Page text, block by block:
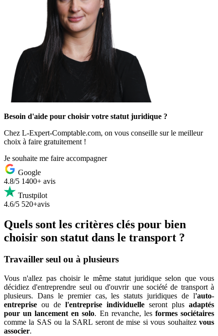
Besoin d'aide pour choisir votre statut juridique ?
Chez L-Expert-Comptable.com, on vous conseille sur le meilleur
choix à faire gratuitement !
Je souhaite me faire accompagner
Google
4.8/5 1400+ avis
Trustpilot
4.6/5 520+avis
Quels sont les critères clés pour bien
choisir son statut dans le transport ?
Travailler seul ou à plusieurs
Vous n'allez pas choisir le même statut juridique selon que vous
décidiez d'entreprendre seul ou d'ouvrir une société de transport à
plusieurs. Dans le premier cas, les statuts juridiques de l'auto-
entreprise ou de l'entreprise individuelle seront plus adaptés
pour un lancement en solo. En revanche, les formes sociétaires
comme la SAS ou la SARL seront de mise si vous souhaitez vous
associer.